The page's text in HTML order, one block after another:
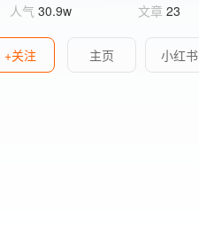
人气 30.9w 文章 23
+关注 主页 小红书